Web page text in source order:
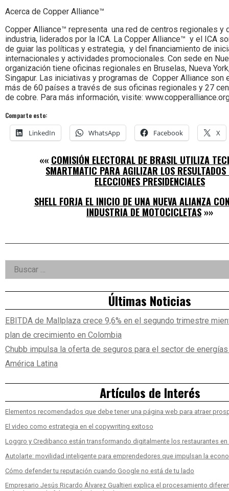
Acerca de Copper Alliance™
Copper Alliance™ representa una red de centros regionales y
industria, liderados por la ICA. La Copper Alliance™ y el ICA
de guiar las políticas y estrategia, y del financiamiento de
internacionales y actividades promocionales. Con sede en
organización tiene oficinas regionales en Bruselas, Nueva
Singapur. Las iniciativas y programas de Copper Alliance son
más de 60 países a través de sus oficinas regionales y 27
de cobre. Para más información, visite:
Comparte esto:
LinkedIn WhatsApp Facebook X
«« COMISIÓN ELECTORAL DE BRASIL UTILIZA
SMARTMATIC PARA AGILIZAR LOS RESULTADOS
ELECCIONES PRESIDENCIALES
SHELL FORJA EL INICIO DE UNA NUEVA ALIANZA
INDUSTRIA DE MOTOCICLETAS »»
Right
Asides
Buscar:
Últimas Noticias
EBITDA de Mallplaza crece 9,6% en el segundo trimestre
plan de crecimiento en Colombia
Chubb impulsa la oferta de seguros para el sector de
América Latina
Artículos de Interés
Elementos recomendados que debe tener una página web para atraer
El video como estrategia en el copywriting exitoso
Loggro y Credibanco están transformando digitalmente los restaurantes
Autolarte: movilidad inteligente para emprendedores que impulsan la
Cómo defender tu reputación cuando Google no está de tu lado
Empresario Jesús Ricardo Álvarez Gualtieri explica el procesamiento